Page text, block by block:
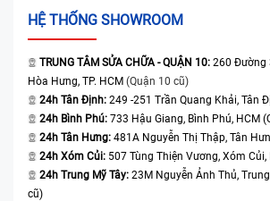
HỆ THỐNG SHOWROOM
TRUNG TÂM SỬA CHỮA - QUẬN 10: 260 Đường
Hòa Hưng, TP. HCM (Quận 10 cũ)
24h Tân Định: 249 -251 Trần Quang Khải, Tân
24h Bình Phú: 733 Hậu Giang, Bình Phú, HCM
24h Tân Hưng: 481A Nguyễn Thị Thập, Tân
24h Xóm Củi: 507 Tùng Thiện Vương, Xóm
24h Trung Mỹ Tây: 23M Nguyễn Ảnh Thủ,
cũ)